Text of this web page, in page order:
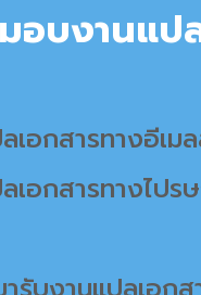
อบงานแป
อกสารทางอีเม
เอกสารทางไป